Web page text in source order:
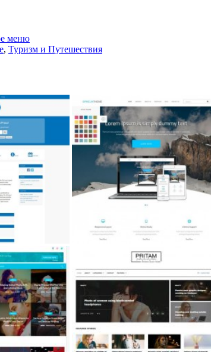
меню
, Туризм и Путешествия